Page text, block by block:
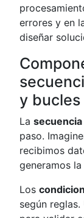
errores y en
diseñar
y bucles
La
paso.
recibimos
generamos
Los
según